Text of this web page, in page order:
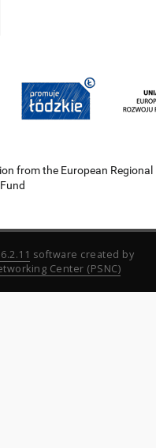
from the European Regional
software created by
Center (PSNC)